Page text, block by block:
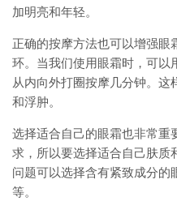
加明亮和年轻。
正确的按摩方法也可以增强眼
环。当我们使用眼霜时，可以
从内向外打圈按摩几分钟。这
和浮肿。
选择适合自己的眼霜也非常重
求，所以要选择适合自己肤质
问题可以选择含有紧致成分的
等。